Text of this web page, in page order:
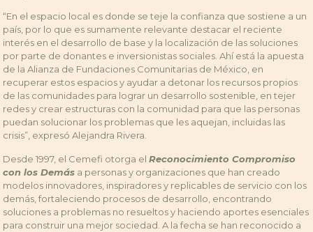
“En el espacio local es donde se teje la confianza que sostiene a un
país, por lo que es sumamente relevante destacar el reciente
interés en el desarrollo de base y la localización de las soluciones
por parte de donantes e inversionistas sociales. Ahí está la apuesta
de la Alianza de Fundaciones Comunitarias de México, en
recuperar estos espacios y ayudar a detonar los recursos propios
de las comunidades para lograr un desarrollo sostenible, en tejer
redes y crear estructuras con la comunidad para que las personas
puedan solucionar los problemas que les aquejan, incluidas las
crisis”, expresó Alejandra Rivera.
Desde 1997, el Cemefi otorga elReconocimiento Compromiso
con los Demás a personas y organizaciones que han creado
modelos innovadores, inspiradores y replicables de servicio con los
demás, fortaleciendo procesos de desarrollo, encontrando
soluciones a problemas no resueltos y haciendo aportes esenciales
para construir una mejor sociedad. A la fecha se han reconocido a